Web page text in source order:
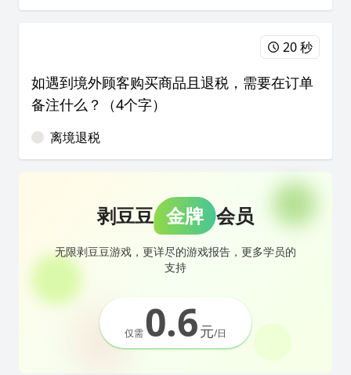
20 秒
如遇到境外顾客购买商品且退税，需要在订单
备注什么？（4个字）
离境退税
剥豆豆 金牌 会员
无限剥豆豆游戏，更详尽的游戏报告，更多学员的
支持
仅需0.6元/日